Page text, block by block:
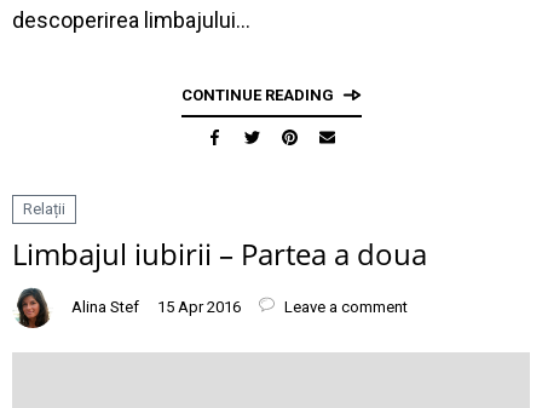
descoperirea limbajului…
CONTINUE READING
Relații
Limbajul iubirii – Partea a doua
Alina Stef 15 Apr 2016 Leave a comment